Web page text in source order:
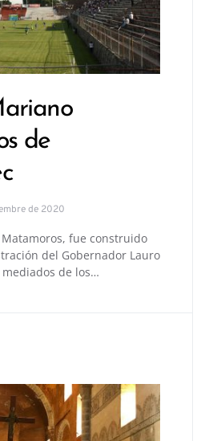
de
de 2020
fue construido
del Gobernador Lauro
de los…